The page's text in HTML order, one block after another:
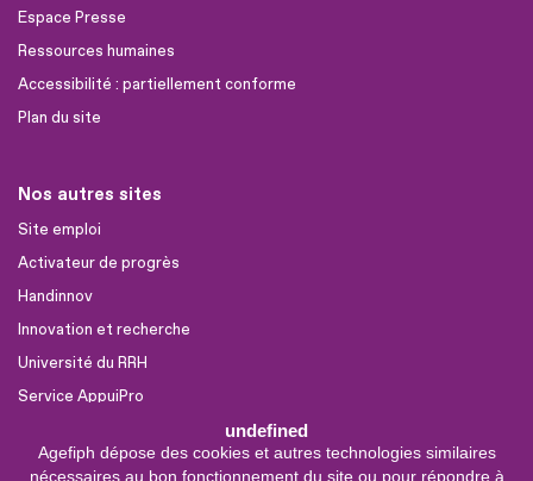
undefined
Agefiph dépose des cookies et autres technologies similaires
nécessaires au bon fonctionnement du site ou pour répondre à
Espace Presse
Ressources humaines
Accessibilité : partiellement conforme
Plan du site
Nos autres sites
Site emploi
Activateur de progrès
Handinnov
Innovation et recherche
Université du RRH
Service AppuiPro
Nous suivre